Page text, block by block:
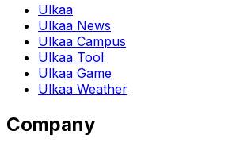
Ulkaa
Ulkaa News
Ulkaa Campus
Ulkaa Tool
Ulkaa Game
Ulkaa Weather
Company